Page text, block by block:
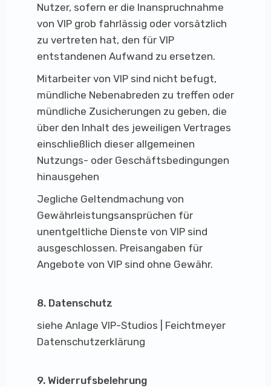
Nutzer, sofern er die Inanspruchnahme
von VIP grob fahrlässig oder vorsätzlich
zu vertreten hat, den für VIP
entstandenen Aufwand zu ersetzen.
Mitarbeiter von VIP sind nicht befugt,
mündliche Nebenabreden zu treffen oder
mündliche Zusicherungen zu geben, die
über den Inhalt des jeweiligen Vertrages
einschließlich dieser allgemeinen
Nutzungs- oder Geschäftsbedingungen
hinausgehen
Jegliche Geltendmachung von
Gewährleistungsansprüchen für
unentgeltliche Dienste von VIP sind
ausgeschlossen. Preisangaben für
Angebote von VIP sind ohne Gewähr.
8. Datenschutz
siehe Anlage VIP-Studios | Feichtmeyer ​
Datenschutz​erklärung
9. Widerrufsbelehrung